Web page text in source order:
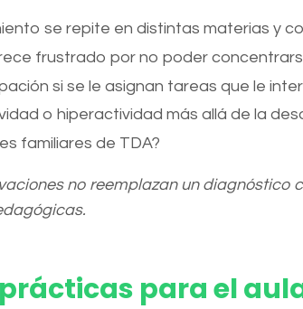
se repite en distintas materias y
frustrado por no poder
si se le asignan tareas que le
o hiperactividad más allá de la
familiares de TDA?
no reemplazan un diagnóstico
para el